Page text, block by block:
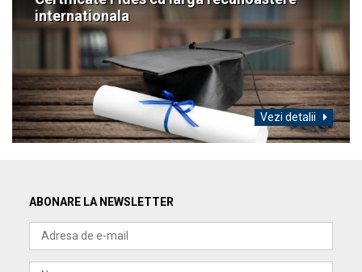
internationala
Vezi detalii
ABONARE LA NEWSLETTER